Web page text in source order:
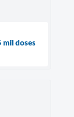
mil doses